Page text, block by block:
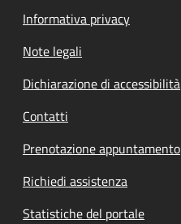
Informativa privacy
Note legali
Dichiarazione di accessibilità
Contatti
Prenotazione appuntamento
Richiedi assistenza
Statistiche del portale